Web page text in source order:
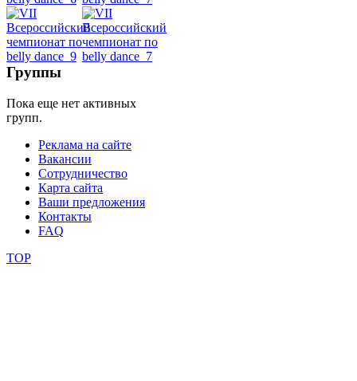
видео
Группы
Пока еще нет активных
групп.
Реклама на сайте
Вакансии
Сотрудничество
Карта сайта
Ваши предложения
Контакты
FAQ
TOP